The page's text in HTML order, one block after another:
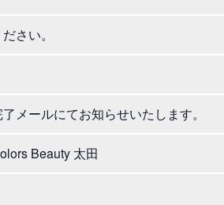
さい。
メールにてお知らせいたします。
Beauty 太田